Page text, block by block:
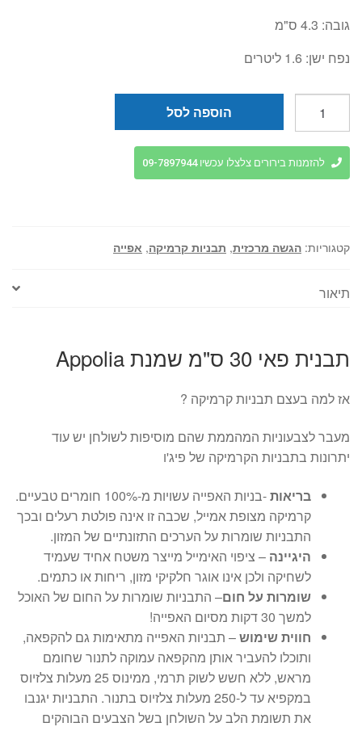
גובה: 4.3 ס"מ
נפח ישן: 1.6 ליטרים
תבנית
פאי
30
Appolia
הוספה לסל
להזמנות בירורים צלצלו עכשיו 09-7897944
קטגוריות: הגשה מרכזית, תבניות קרמיקה, אפייה
תיאור
תבנית פאי 30 ס"מ שמנת Appolia
אז למה בעצם תבניות קרמיקה ?
מעבר לצבעוניות המהממת שהם מוסיפות לשולחן יש עוד
יתרונות בתבניות הקרמיקה של פיג'ו
בריאות
-בניות האפייה עשויות מ-100% חומרים טבעיים.
קרמיקה מצופת אמייל, שכבה זו אינה פולטת רעלים ובכך
התבניות שומרות על הערכים התזונתיים של המזון.
היגיינה – ציפוי האימייל מייצר משטח אחיד שעמיד
לשחיקה ולכן אינו אוגר חלקיקי מזון, ריחות או כתמים.
שומרות על חום– התבניות שומרות על החום של האוכל
למשך 30 דקות מסיום האפייה!
חווית שימוש– תבניות האפייה מתאימות גם להקפאה,
ותוכלו להעביר אותן מהקפאה עמוקה לתנור שחומם
מראש, ללא חשש לשוק תרמי, ממינוס 25 מעלות צלזיוס
במקפיא עד ל-250 מעלות צלזיוס בתנור. התבניות יגנבו
את תשומת הלב על השולחן בשל הצבעים הבוהקים